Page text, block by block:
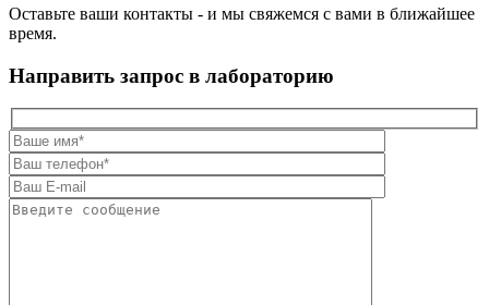
Оставьте ваши контакты - и мы свяжемся с вами в ближайшее
время.
Направить запрос в лабораторию